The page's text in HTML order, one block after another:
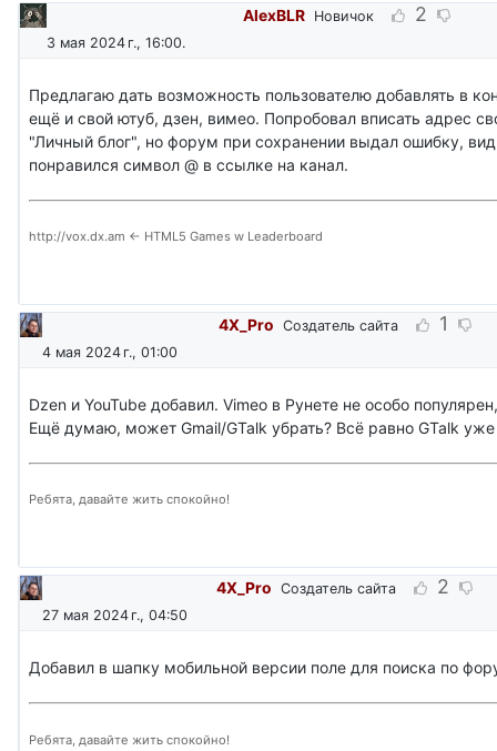
AlexBLR Новичок 2
3 мая 2024 г., 16:00.
Предлагаю дать возможность пользователю добавлять в
ещё и свой ютуб, дзен, вимео. Попробовал вписать адрес
"Личный блог", но форум при сохранении выдал ошибку,
понравился символ @ в ссылке на канал.
http://vox.dx.am <- HTML5 Games w Leaderboard
4X_Pro Создатель сайта 1
4 мая 2024 г., 01:00
Dzen и YouTube добавил. Vimeo в Рунете не особо
Ещё думаю, может Gmail/GTalk убрать? Всё равно GTalk
Ребята, давайте жить спокойно!
4X_Pro Создатель сайта 2
27 мая 2024 г., 04:50
Добавил в шапку мобильной версии поле для поиска по
Ребята, давайте жить спокойно!